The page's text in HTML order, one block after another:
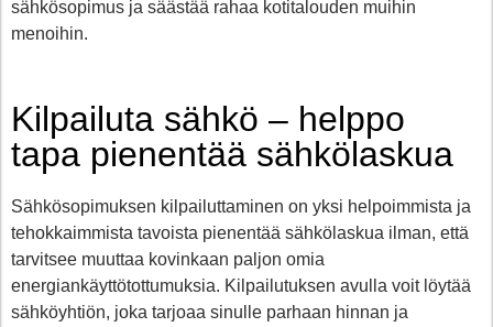
sähkösopimus ja säästää rahaa kotitalouden muihin
menoihin.
Kilpailuta sähkö – helppo
tapa pienentää sähkölaskua
Sähkösopimuksen kilpailuttaminen on yksi helpoimmista ja
tehokkaimmista tavoista pienentää sähkölaskua ilman, että
tarvitsee muuttaa kovinkaan paljon omia
energiankäyttötottumuksia. Kilpailutuksen avulla voit löytää
sähköyhtiön, joka tarjoaa sinulle parhaan hinnan ja